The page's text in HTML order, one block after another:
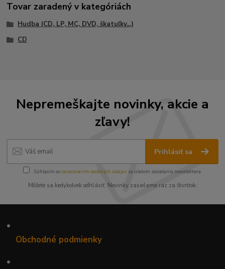
Tovar zaradený v kategóriách
Hudba (CD, LP, MC, DVD, škatuľky...)
CD
Nepremeškajte novinky, akcie a
zľavy!
Prihlásiť sa
Súhlasím sospracovaním osobných údajov za účelom zasielania newslettera.
Môžete sa kedykoľvek odhlásiť. Novinky zasielame raz za štvrťrok.
•
Obchodné podmienky
•